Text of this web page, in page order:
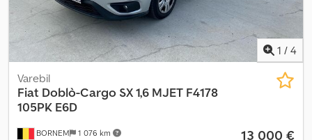
1 / 4
BORNEM 1 076 km
Varebil
Fiat Doblò-Cargo SX 1,6 MJET F4178
105PK E6D
13 000 €